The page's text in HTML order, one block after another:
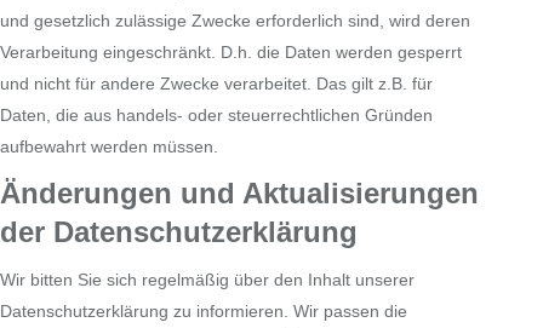
und gesetzlich zulässige Zwecke erforderlich sind, wird deren
Verarbeitung eingeschränkt. D.h. die Daten werden gesperrt
und nicht für andere Zwecke verarbeitet. Das gilt z.B. für
Daten, die aus handels- oder steuerrechtlichen Gründen
aufbewahrt werden müssen.
Änderungen und Aktualisierungen
der Datenschutzerklärung
Wir bitten Sie sich regelmäßig über den Inhalt unserer
Datenschutzerklärung zu informieren. Wir passen die